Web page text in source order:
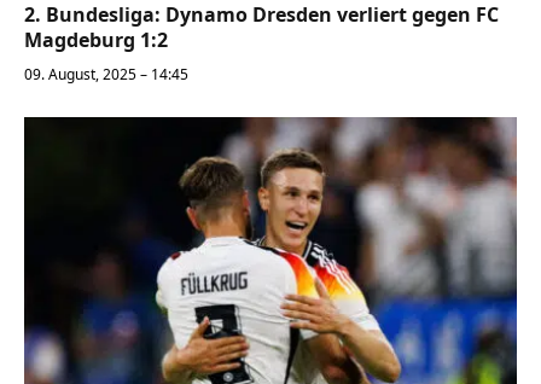
2. Bundesliga: Dynamo Dresden verliert gegen FC
Magdeburg 1:2
09. August, 2025 – 14:45